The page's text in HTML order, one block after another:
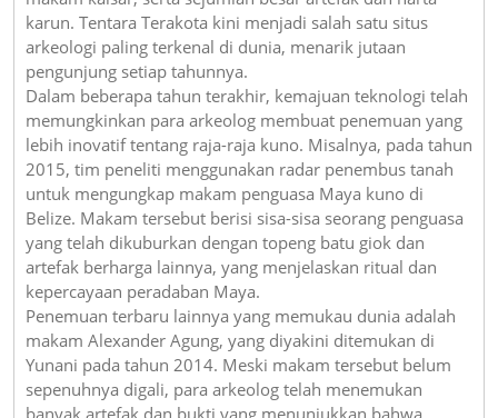
karun. Tentara Terakota kini menjadi salah satu situs
arkeologi paling terkenal di dunia, menarik jutaan
pengunjung setiap tahunnya.
Dalam beberapa tahun terakhir, kemajuan teknologi telah
memungkinkan para arkeolog membuat penemuan yang
lebih inovatif tentang raja-raja kuno. Misalnya, pada tahun
2015, tim peneliti menggunakan radar penembus tanah
untuk mengungkap makam penguasa Maya kuno di
Belize. Makam tersebut berisi sisa-sisa seorang penguasa
yang telah dikuburkan dengan topeng batu giok dan
artefak berharga lainnya, yang menjelaskan ritual dan
kepercayaan peradaban Maya.
Penemuan terbaru lainnya yang memukau dunia adalah
makam Alexander Agung, yang diyakini ditemukan di
Yunani pada tahun 2014. Meski makam tersebut belum
sepenuhnya digali, para arkeolog telah menemukan
banyak artefak dan bukti yang menunjukkan bahwa